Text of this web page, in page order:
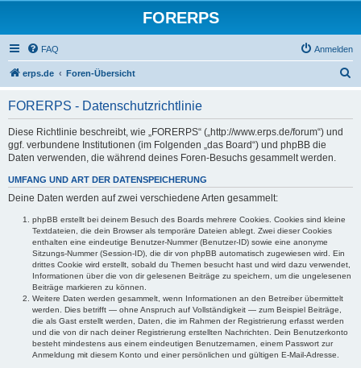
FORERPS
FAQ Anmelden
erps.de Foren-Übersicht
FORERPS - Datenschutzrichtlinie
Diese Richtlinie beschreibt, wie „FORERPS“ („http://www.erps.de/forum“) und
ggf. verbundene Institutionen (im Folgenden „das Board“) und phpBB die
Daten verwenden, die während deines Foren-Besuchs gesammelt werden.
UMFANG UND ART DER DATENSPEICHERUNG
Deine Daten werden auf zwei verschiedene Arten gesammelt:
phpBB erstellt bei deinem Besuch des Boards mehrere Cookies. Cookies sind kleine
Textdateien, die dein Browser als temporäre Dateien ablegt. Zwei dieser Cookies
enthalten eine eindeutige Benutzer-Nummer (Benutzer-ID) sowie eine anonyme
Sitzungs-Nummer (Session-ID), die dir von phpBB automatisch zugewiesen wird. Ein
drittes Cookie wird erstellt, sobald du Themen besucht hast und wird dazu verwendet,
Informationen über die von dir gelesenen Beiträge zu speichern, um die ungelesenen
Beiträge markieren zu können.
Weitere Daten werden gesammelt, wenn Informationen an den Betreiber übermittelt
werden. Dies betrifft — ohne Anspruch auf Vollständigkeit — zum Beispiel Beiträge,
die als Gast erstellt werden, Daten, die im Rahmen der Registrierung erfasst werden
und die von dir nach deiner Registrierung erstellten Nachrichten. Dein Benutzerkonto
besteht mindestens aus einem eindeutigen Benutzernamen, einem Passwort zur
Anmeldung mit diesem Konto und einer persönlichen und gültigen E-Mail-Adresse.